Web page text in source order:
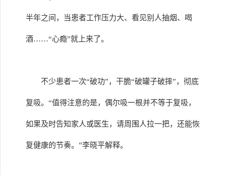
半年之间，当患者工作压力大、看见别人抽烟、喝
酒……“心瘾”就上来了。
不少患者一次“破功”，干脆“破罐子破摔”，彻底
复吸。“值得注意的是，偶尔吸一根并不等于复吸，
如果及时告知家人或医生，请周围人拉一把，还能恢
复健康的节奏。”李晓平解释。